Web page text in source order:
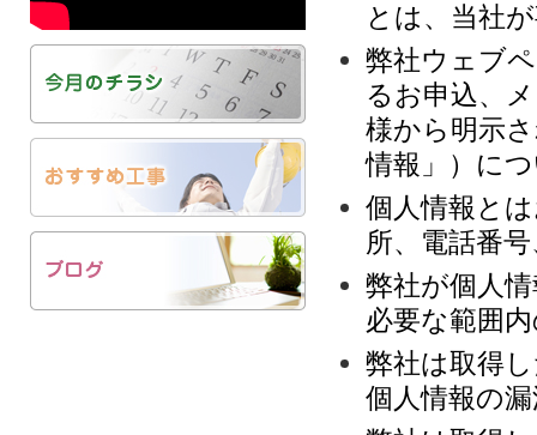
とは、当社
弊社ウェブ
るお申込、
様から明示
情報」）に
個人情報と
所、電話番
弊社が個人
必要な範囲
弊社は取得
個人情報の